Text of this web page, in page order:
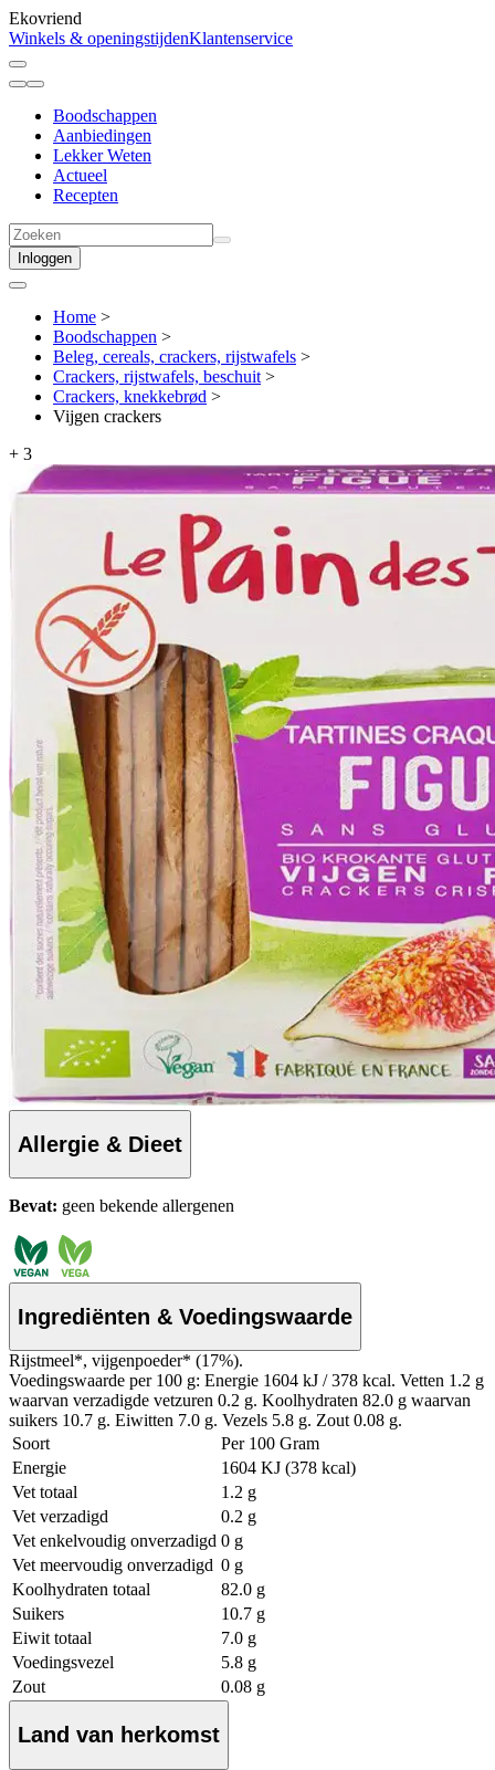
Ekovriend
Winkels & openingstijdenKlantenservice
Boodschappen
Aanbiedingen
Lekker Weten
Actueel
Recepten
Inloggen
Home >
Boodschappen >
Beleg, cereals, crackers, rijstwafels >
Crackers, rijstwafels, beschuit >
Crackers, knekkebrød >
Vijgen crackers
+ 3
Allergie & Dieet
Bevat: geen bekende allergenen
Ingrediënten & Voedingswaarde
Rijstmeel*, vijgenpoeder* (17%).
Voedingswaarde per 100 g: Energie 1604 kJ / 378 kcal. Vetten 1.2 g
waarvan verzadigde vetzuren 0.2 g. Koolhydraten 82.0 g waarvan
suikers 10.7 g. Eiwitten 7.0 g. Vezels 5.8 g. Zout 0.08 g.
Soort
Per 100 Gram
Energie
1604 KJ (378 kcal)
Vet totaal
1.2 g
Vet verzadigd
0.2 g
Vet enkelvoudig onverzadigd 0 g
Vet meervoudig onverzadigd 0 g
Koolhydraten totaal
82.0 g
Suikers
10.7 g
Eiwit totaal
7.0 g
Voedingsvezel
5.8 g
Zout
0.08 g
Land van herkomst